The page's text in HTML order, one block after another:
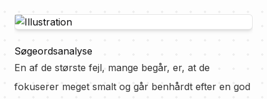
Søgeordsanalyse
En af de største fejl, mange begår, er, at de
fokuserer meget smalt og går benhårdt efter en god